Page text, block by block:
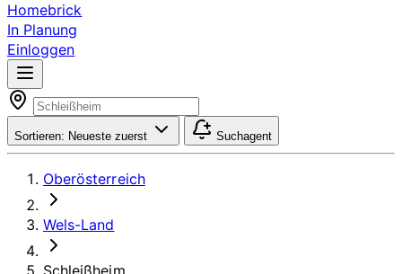
Homebrick
In Planung
Einloggen
Sortieren: Neueste zuerst Suchagent
Oberösterreich
Wels-Land
Schleißheim